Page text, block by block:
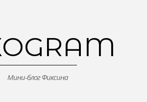
Мини-блог Фиксина